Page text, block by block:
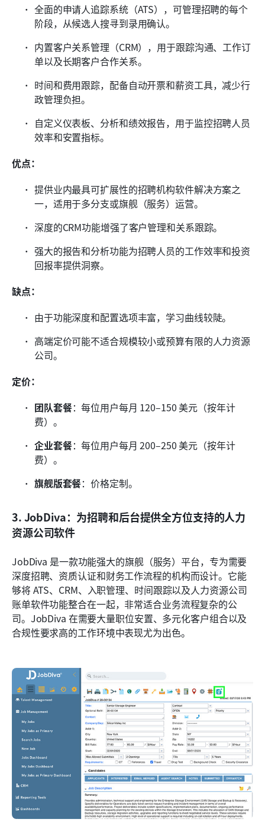
全面的申请人追踪系统（ATS），可管理招聘的每个
阶段，从候选人搜寻到录用确认。
内置客户关系管理（CRM），用于跟踪沟通、工作订
单以及长期客户合作关系。
时间和费用跟踪，配备自动开票和薪资工具，减少行
政管理负担。
自定义仪表板、分析和绩效报告，用于监控招聘人员
效率和安置指标。
优点：
提供业内最具可扩展性的招聘机构软件解决方案之
一，适用于多分支或旗舰（服务）运营。
深度的CRM功能增强了客户管理和关系跟踪。
强大的报告和分析功能为招聘人员的工作效率和投资
回报率提供洞察。
缺点：
由于功能深度和配置选项丰富，学习曲线较陡。
高端定价可能不适合规模较小或预算有限的人力资源
公司。
定价：
团队套餐：每位用户每月 120–150 美元（按年计
费）。
企业套餐：每位用户每月 200–250 美元（按年计
费）。
旗舰版套餐：价格定制。
3. JobDiva：为招聘和后台提供全方位支持的人力
资源公司软件
JobDiva 是一款功能强大的旗舰（服务）平台，专为需要
深度招聘、资质认证和财务工作流程的机构而设计。它能
够将 ATS、CRM、入职管理、时间跟踪以及人力资源公司
账单软件功能整合在一起，非常适合业务流程复杂的公
司。JobDiva 在需要大量职位安置、多元化客户组合以及
合规性要求高的工作环境中表现尤为出色。